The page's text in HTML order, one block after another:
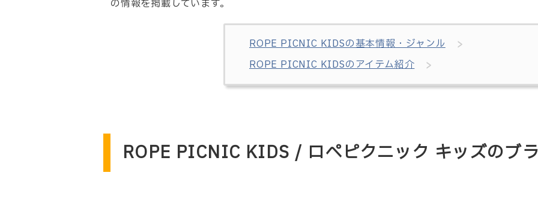
の情報を掲載しています。
ROPE PICNIC KIDSの基本情報・ジャンル
ROPE PICNIC KIDSのアイテム紹介
ROPE PICNIC KIDS / ロペピクニック キッズのブ